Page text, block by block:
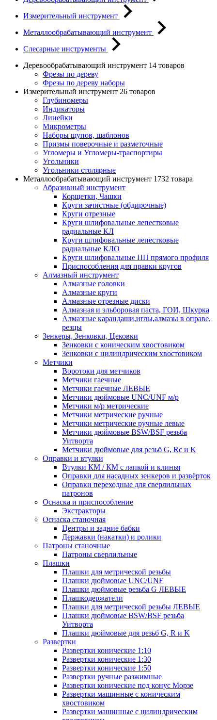
Измерительный инструмент
Металлообрабатывающий инструмент
Слесарные инструменты
Деревообрабатывающий инструмент 14 товаров
Фрезы по дереву
Фрезы по дереву наборы
Измерительный инструмент 26 товаров
Глубиномеры
Индикаторы
Линейки
Микрометры
Наборы щупов, шаблонов
Призмы поверочные и разметочные
Угломеры и Угломеры-траспортиры
Угольники
Угольники столярные
Металлообрабатывающий инструмент 1732 товара
Абразивный инструмент
Корщетки, Чашки
Круги зачистные (обдирочные)
Круги отрезные
Круги шлифовальные лепестковые
радиальные КЛ
Круги шлифовальные лепестковые
радиальные КЛО
Круги шлифовальные ПП прямого профиля
Приспособления для правки кругов
Алмазный инструмент
Алмазные головки
Алмазные круги
Алмазные отрезные диски
Алмазная и эльборовая паста, ГОИ, Шкурка
Алмазные карандаши,иглы,алмазы в оправе,
резцы
Зенкеры, Зенковки, Цековки
Зенковки с коническим хвостовиком
Зенковки с цилиндрическим хвостовиком
Метчики
Воротоки для метчиков
Метчики гаечные
Метчики гаечные ЛЕВЫЕ
Метчики дюймовые UNC/UNF м/р
Метчики м/р метрические
Метчики метрические ручные
Метчики метрические ручные левые
Метчики дюймовые BSW/BSF резьба
Уитворта
Метчики дюймовые для резьб G, Rc и K
Оправки и втулки
Втулки КМ / КМ с лапкой и клинья
Оправки для насадных зенкеров и развёрток
Оправки переходные для сверлильных
патронов
Оснаска и приспособление
Экстракторы
Оснаска станочная
Центры и задние бабки
Державки (накатки) и ролики
Патроны станочные
Патроны сверлильные
Плашки
Плашки для метрической резьбы
Плашки дюймовые UNC/UNF
Плашки дюймовые резьба G ЛЕВЫЕ
Плашкодержатели
Плашки для метрической резьбы ЛЕВЫЕ
Плашки дюймовые BSW/BSF резьба
Уитворта
Плашки дюймовые для резьб G, R и K
Развертки
Развертки конические 1:10
Развертки конические 1:30
Развертки конические 1:50
Развертки ручные разжимные
Развертки конические под конус Морзе
Развертки машинные с коническим
хвостовиком
Развертки машинные с цилиндрическим